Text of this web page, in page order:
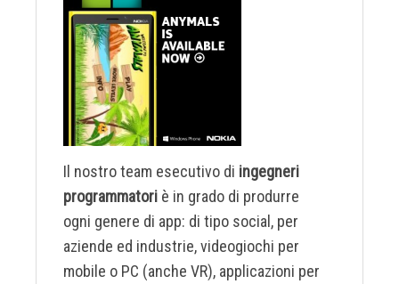
Il nostro team esecutivo di ingegneri
programmatori è in grado di produrre
ogni genere di app: di tipo social, per
aziende ed industrie, videogiochi per
mobile o PC (anche VR), applicazioni per